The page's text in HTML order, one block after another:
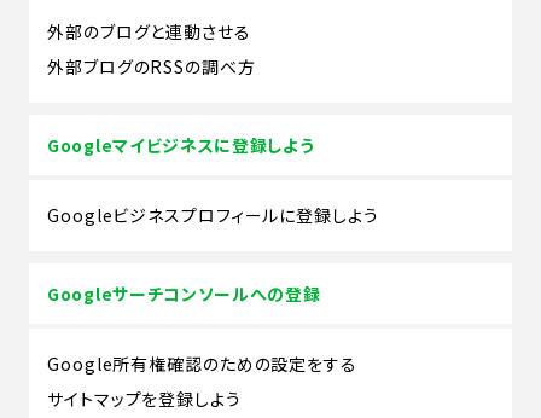
外部のブログと連動させる
外部ブログのRSSの調べ方
Googleマイビジネスに登録しよう
Googleビジネスプロフィールに登録しよう
Googleサーチコンソールへの登録
Google所有権確認のための設定をする
サイトマップを登録しよう